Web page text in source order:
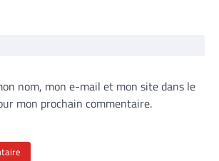
nom, mon e-mail et mon site dans le
mon prochain commentaire.